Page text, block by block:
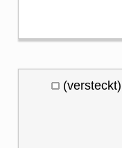
(versteckt)